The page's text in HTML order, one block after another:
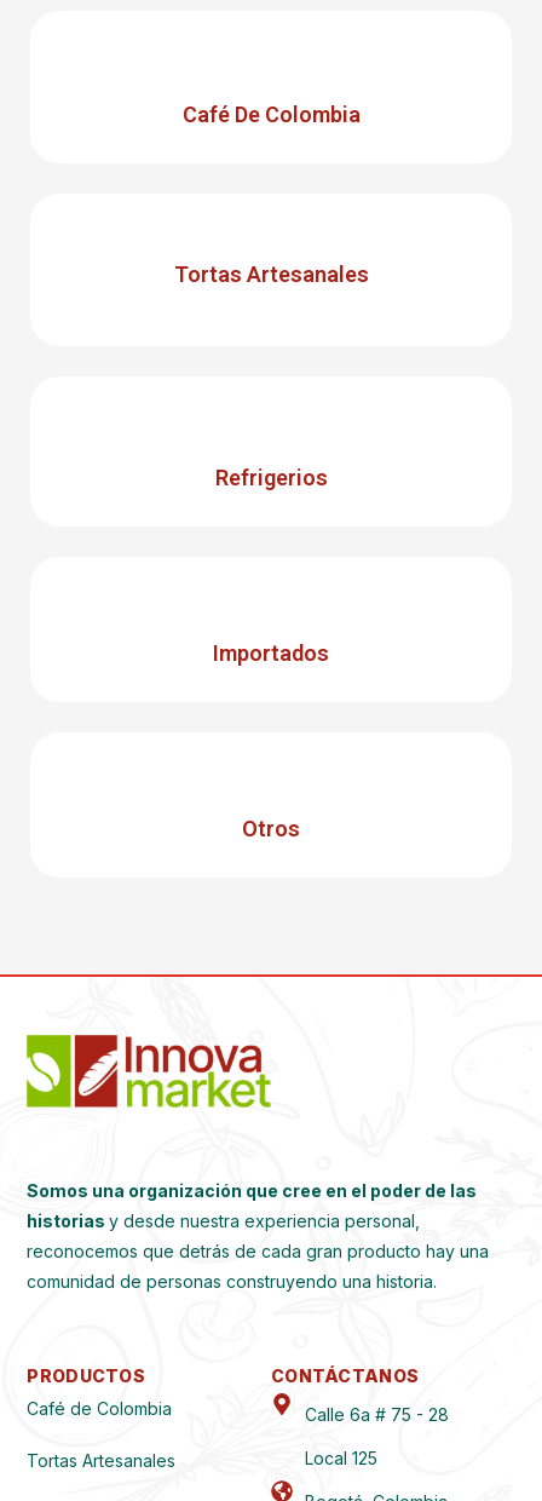
Café De Colombia
Tortas Artesanales
Refrigerios
Importados
Otros
Somos una organización que cree en el poder de las
historiasy desde nuestra experiencia personal,
reconocemos que detrás de cada gran producto hay una
comunidad de personas construyendo una historia.
PRODUCTOS
Café de Colombia
Tortas Artesanales
CONTÁCTANOS
Calle 6a # 75 - 28
Local 125